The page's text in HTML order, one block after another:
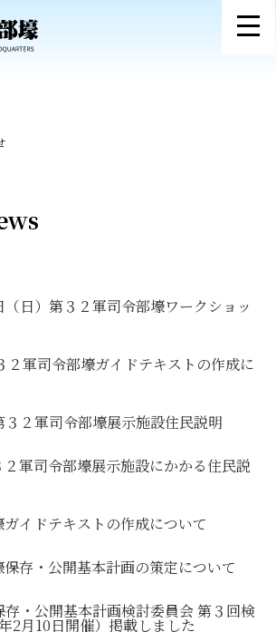
日）第３２軍司令部壕ワークショッ
２軍司令部壕ガイドテキストの作成に
２軍司令部壕展示施設住民説明
軍司令部壕展示施設にかかる住民説
イドテキストの作成について
存・公開基本計画の策定について
・公開基本計画検討委員会 第３回検
2月10日開催）掲載しました